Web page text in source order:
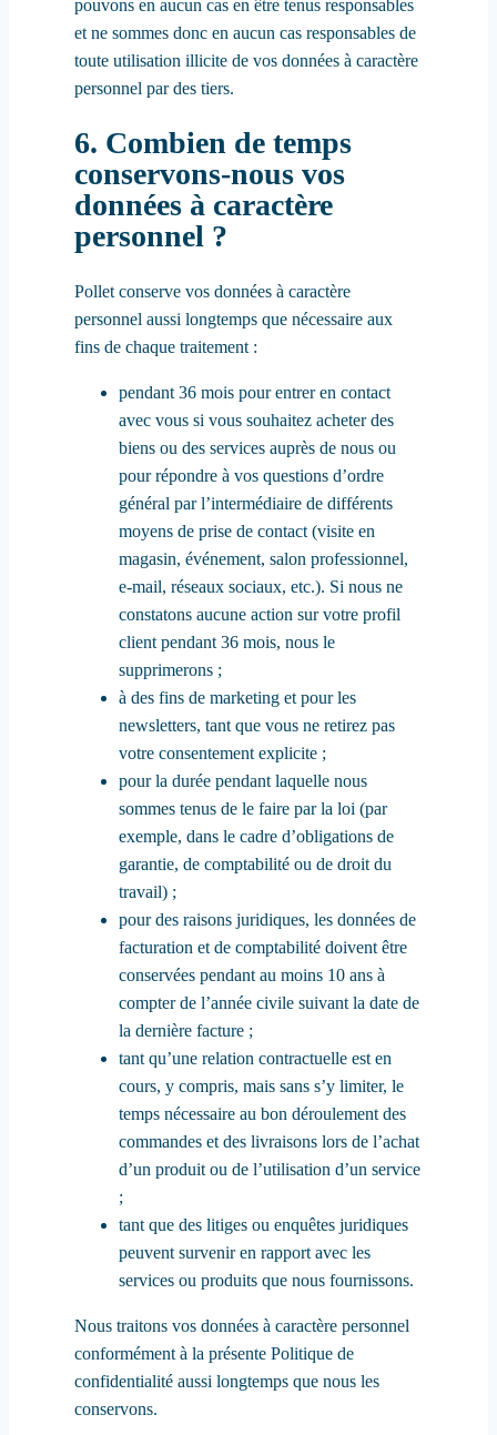
pouvons en aucun cas en être tenus responsables
et ne sommes donc en aucun cas responsables de
toute utilisation illicite de vos données à caractère
personnel par des tiers.
6. Combien de temps
conservons-nous vos
données à caractère
personnel ?
Pollet conserve vos données à caractère
personnel aussi longtemps que nécessaire aux
fins de chaque traitement :
pendant 36 mois pour entrer en contact
avec vous si vous souhaitez acheter des
biens ou des services auprès de nous ou
pour répondre à vos questions d’ordre
général par l’intermédiaire de différents
moyens de prise de contact (visite en
magasin, événement, salon professionnel,
e-mail, réseaux sociaux, etc.). Si nous ne
constatons aucune action sur votre profil
client pendant 36 mois, nous le
supprimerons ;
à des fins de marketing et pour les
newsletters, tant que vous ne retirez pas
votre consentement explicite ;
pour la durée pendant laquelle nous
sommes tenus de le faire par la loi (par
exemple, dans le cadre d’obligations de
garantie, de comptabilité ou de droit du
travail) ;
pour des raisons juridiques, les données de
facturation et de comptabilité doivent être
conservées pendant au moins 10 ans à
compter de l’année civile suivant la date de
la dernière facture ;
tant qu’une relation contractuelle est en
cours, y compris, mais sans s’y limiter, le
temps nécessaire au bon déroulement des
commandes et des livraisons lors de l’achat
d’un produit ou de l’utilisation d’un service
;
tant que des litiges ou enquêtes juridiques
peuvent survenir en rapport avec les
services ou produits que nous fournissons.
Nous traitons vos données à caractère personnel
conformément à la présente Politique de
confidentialité aussi longtemps que nous les
conservons.